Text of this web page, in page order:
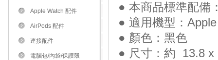
Apple Watch 配件
AirPods 配件
連接配件
電腦包/內袋/保護殼
● 本商品標準配備
● 適用機型：
● 顏色：黑色
● 尺寸：約 13.8 x